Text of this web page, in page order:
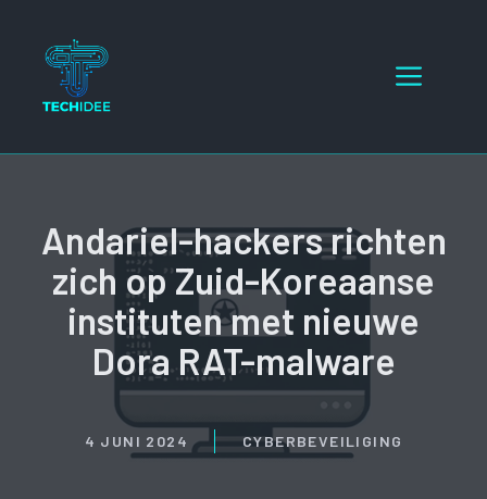
inhoud
Menu
Andariel-hackers richten
zich op Zuid-Koreaanse
instituten met nieuwe
Dora RAT-malware
4 JUNI 2024 CYBERBEVEILIGING